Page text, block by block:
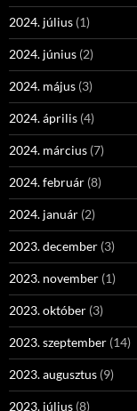
2024. július (1)
2024. június (2)
2024. május (3)
2024. április (4)
2024. március (7)
2024. február (8)
2024. január (2)
2023. december (3)
2023. november (1)
2023. október (3)
2023. szeptember (14)
2023. augusztus (9)
2023. július (8)